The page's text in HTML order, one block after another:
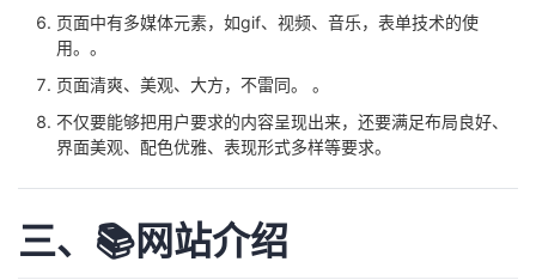
藏
页面中有多媒体元素，如gif、视频、音乐，表单技术的使
用。。
页面清爽、美观、大方，不雷同。 。
不仅要能够把用户要求的内容呈现出来，还要满足布局良好、
界面美观、配色优雅、表现形式多样等要求。
三、📚网站介绍